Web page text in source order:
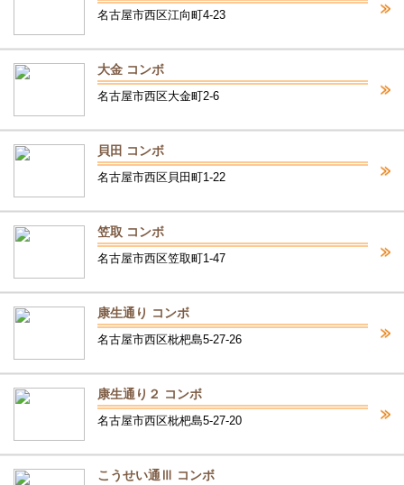
名古屋市西区江向町4-23
大金 コンボ
名古屋市西区大金町2-6
貝田 コンボ
名古屋市西区貝田町1-22
笠取 コンボ
名古屋市西区笠取町1-47
康生通り コンボ
名古屋市西区枇杷島5-27-26
康生通り２ コンボ
名古屋市西区枇杷島5-27-20
こうせい通Ⅲ コンボ